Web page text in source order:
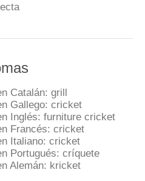
Catalán: grill
Gallego: cricket
Inglés: furniture cricket
Francés: cricket
Italiano: cricket
Portugués: críquete
Alemán: kricket